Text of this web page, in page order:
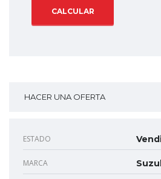
CALCULAR
HACER UNA OFERTA
ESTADO
MARCA